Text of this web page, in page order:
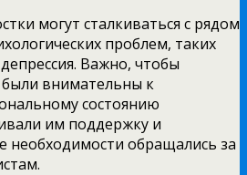
могут сталкиваться с рядом
проблем, таких
Важно, чтобы
были внимательны к
состоянию
им поддержку и
необходимости обращались за